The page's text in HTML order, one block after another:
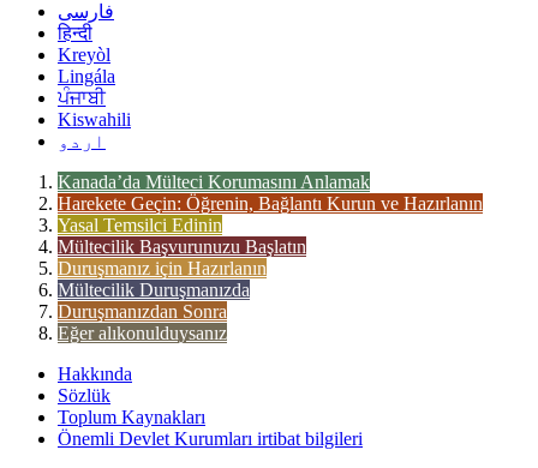
فارسی
हिन्दी
Kreyòl
Lingála
ਪੰਜਾਬੀ
Kiswahili
اردو
Kanada’da Mülteci Korumasını Anlamak
Harekete Geçin: Öğrenin, Bağlantı Kurun ve Hazırlanın
Yasal Temsilci Edinin
Mültecilik Başvurunuzu Başlatın
Duruşmanız için Hazırlanın
Mültecilik Duruşmanızda
Duruşmanızdan Sonra
Eğer alıkonulduysanız
Hakkında
Sözlük
Toplum Kaynakları
Önemli Devlet Kurumları irtibat bilgileri